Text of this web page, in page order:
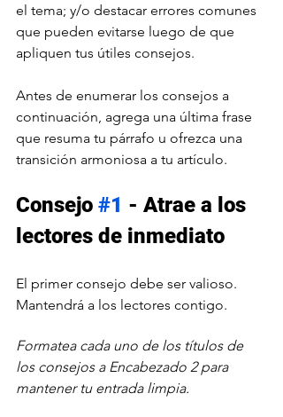
el tema; y/o destacar errores comunes
que pueden evitarse luego de que
apliquen tus útiles consejos.
Antes de enumerar los consejos a
continuación, agrega una última frase
que resuma tu párrafo u ofrezca una
transición armoniosa a tu artículo.
Consejo #1 - Atrae a los
lectores de inmediato
El primer consejo debe ser valioso.
Mantendrá a los lectores contigo.
Formatea cada uno de los títulos de
los consejos a Encabezado 2 para
mantener tu entrada limpia.